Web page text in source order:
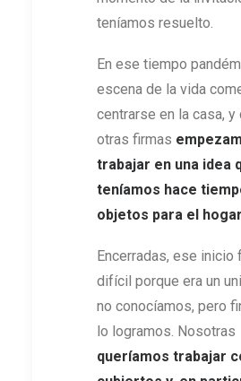
teníamos resuelto.
En ese tiempo
escena de la vida
centrarse en la casa, y
otras firmas
trabajar en una idea
teníamos hace
objetos para el hogar
Encerradas, ese inicio
difícil porque era un
no conocíamos, pero
lo logramos. Nosotras
queríamos trabajar